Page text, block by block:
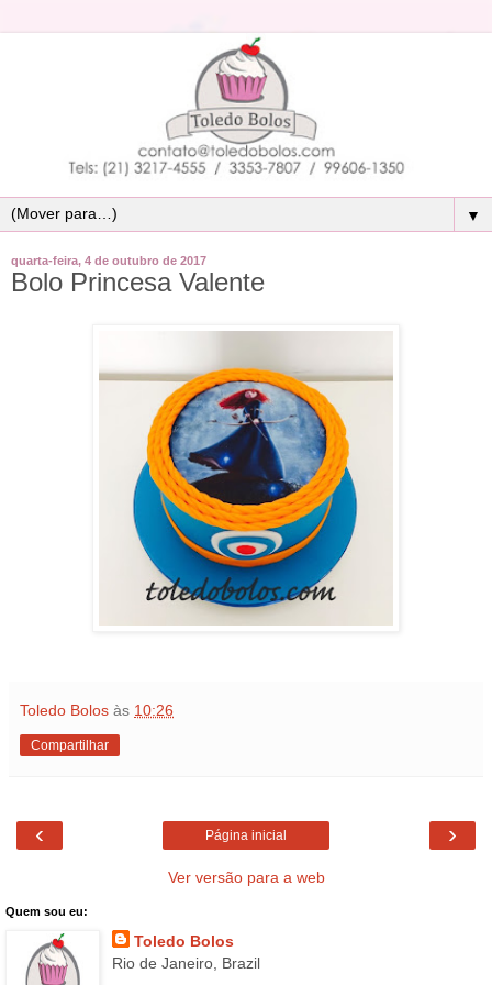
▼
quarta-feira, 4 de outubro de 2017
Bolo Princesa Valente
Toledo Bolos às 10:26
Compartilhar
‹ ›
Página inicial
Ver versão para a web
Quem sou eu:
Toledo Bolos
Rio de Janeiro, Brazil